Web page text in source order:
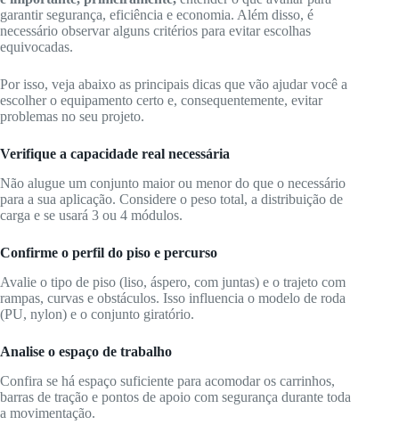
garantir segurança, eficiência e economia. Além disso, é
necessário observar alguns critérios para evitar escolhas
equivocadas.
Por isso, veja abaixo as principais dicas que vão ajudar você a
escolher o equipamento certo e, consequentemente, evitar
problemas no seu projeto.
Verifique a capacidade real necessária
Não alugue um conjunto maior ou menor do que o necessário
para a sua aplicação. Considere o peso total, a distribuição de
carga e se usará 3 ou 4 módulos.
Confirme o perfil do piso e percurso
Avalie o tipo de piso (liso, áspero, com juntas) e o trajeto com
rampas, curvas e obstáculos. Isso influencia o modelo de roda
(PU, nylon) e o conjunto giratório.
Analise o espaço de trabalho
Confira se há espaço suficiente para acomodar os carrinhos,
barras de tração e pontos de apoio com segurança durante toda
a movimentação.